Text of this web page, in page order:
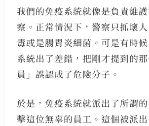
我們的免疫系統就像是負責維
察。正常情況下，警察只抓壞
毒或是腸胃炎細菌。可是有時
系統出了差錯，把剛才提到的
員」誤認成了危險分子。
於是，免疫系統就派出了所謂
擊這位無辜的員工。這個被派